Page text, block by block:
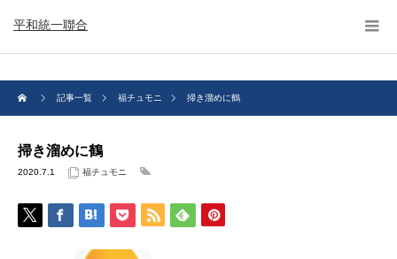
平和統一聯合
記事一覧 福チュモニ 掃き溜めに鶴
掃き溜めに鶴
2020.7.1 福チュモニ